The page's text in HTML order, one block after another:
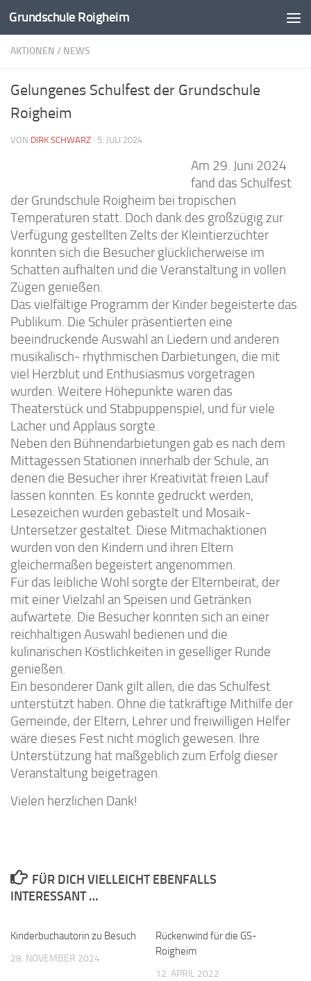
Zum Inhalt springen
Grundschule Roigheim
AKTIONEN / NEWS
Gelungenes Schulfest der Grundschule
Roigheim
VON DIRK SCHWARZ · 5. JULI 2024
Am 29. Juni 2024
fand das Schulfest
der Grundschule Roigheim bei tropischen
Temperaturen statt. Doch dank des großzügig zur
Verfügung gestellten Zelts der Kleintierzüchter
konnten sich die Besucher glücklicherweise im
Schatten aufhalten und die Veranstaltung in vollen
Zügen genießen.
Das vielfältige Programm der Kinder begeisterte das
Publikum. Die Schüler präsentierten eine
beeindruckende Auswahl an Liedern und anderen
musikalisch- rhythmischen Darbietungen, die mit
viel Herzblut und Enthusiasmus vorgetragen
wurden. Weitere Höhepunkte waren das
Theaterstück und Stabpuppenspiel, und für viele
Lacher und Applaus sorgte.
Neben den Bühnendarbietungen gab es nach dem
Mittagessen Stationen innerhalb der Schule, an
denen die Besucher ihrer Kreativität freien Lauf
lassen konnten. Es konnte gedruckt werden,
Lesezeichen wurden gebastelt und Mosaik-
Untersetzer gestaltet. Diese Mitmachaktionen
wurden von den Kindern und ihren Eltern
gleichermaßen begeistert angenommen.
Für das leibliche Wohl sorgte der Elternbeirat, der
mit einer Vielzahl an Speisen und Getränken
aufwartete. Die Besucher konnten sich an einer
reichhaltigen Auswahl bedienen und die
kulinarischen Köstlichkeiten in geselliger Runde
genießen.
Ein besonderer Dank gilt allen, die das Schulfest
unterstützt haben. Ohne die tatkräftige Mithilfe der
Gemeinde, der Eltern, Lehrer und freiwilligen Helfer
wäre dieses Fest nicht möglich gewesen. Ihre
Unterstützung hat maßgeblich zum Erfolg dieser
Veranstaltung beigetragen.
Vielen herzlichen Dank!
FÜR DICH VIELLEICHT EBENFALLS
INTERESSANT …
Kinderbuchautorin zu Besuch
28. NOVEMBER 2024
Rückenwind für die GS-
Roigheim
12. APRIL 2022